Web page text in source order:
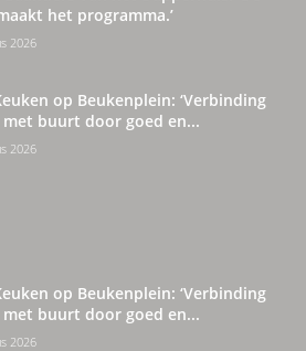
het programma.’
2026
op Beukenplein: ‘Verbinding
met buurt door goed en...
2026
op Beukenplein: ‘Verbinding
met buurt door goed en...
2026